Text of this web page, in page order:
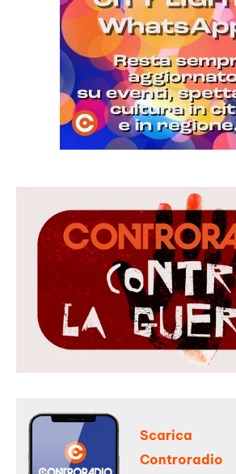
Scarica
Controradio